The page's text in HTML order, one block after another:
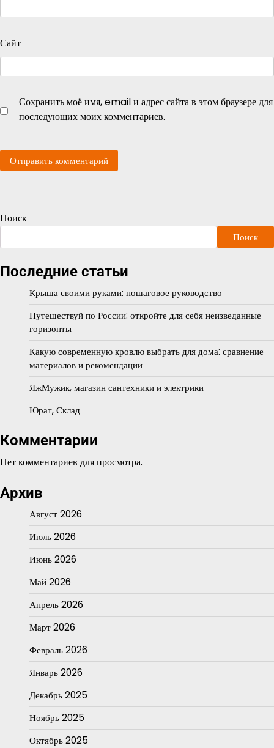
Сайт
Сохранить моё имя, email и адрес сайта в этом браузере для
последующих моих комментариев.
Поиск
Поиск
Последние статьи
Крыша своими руками: пошаговое руководство
Путешествуй по России: откройте для себя неизведанные
горизонты
Какую современную кровлю выбрать для дома: сравнение
материалов и рекомендации
ЯжМужик, магазин сантехники и электрики
Юрат, Склад
Комментарии
Нет комментариев для просмотра.
Архив
Август 2026
Июль 2026
Июнь 2026
Май 2026
Апрель 2026
Март 2026
Февраль 2026
Январь 2026
Декабрь 2025
Ноябрь 2025
Октябрь 2025